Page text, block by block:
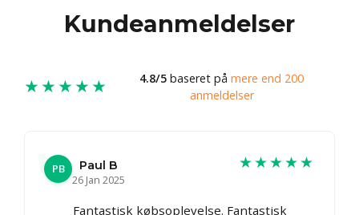
Kundeanmeldelser
★★★★★ 4.8/5 baseret på mere end 200
anmeldelser
PB
Paul B
26 Jan 2025
★★★★★
Fantastisk købsoplevelse. Fantastisk